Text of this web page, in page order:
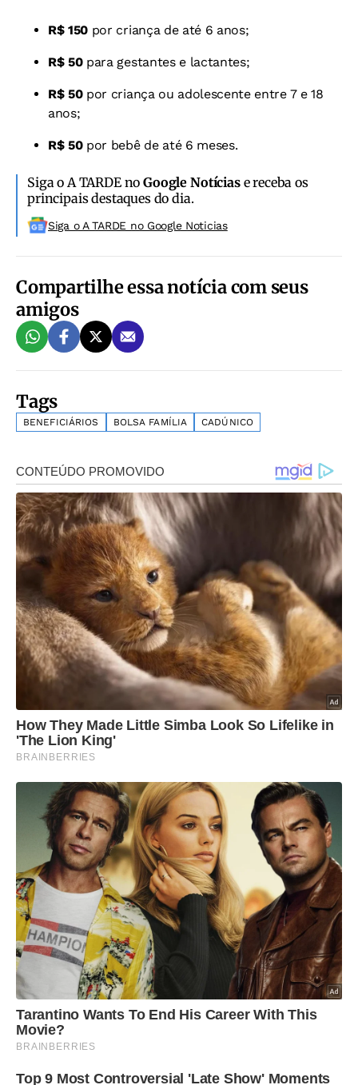
R$ 150 por criança de até 6 anos;
R$ 50 para gestantes e lactantes;
R$ 50por criança ou adolescente entre 7 e 18
anos;
R$ 50 por bebê de até 6 meses.
Siga o A TARDE noGoogle Notíciase receba os
principais destaques do dia.
Siga o A TARDE no Google Noticias
Compartilhe essa notícia com seus
amigos
Tags
BENEFICIÁRIOS BOLSA FAMÍLIA CADÚNICO